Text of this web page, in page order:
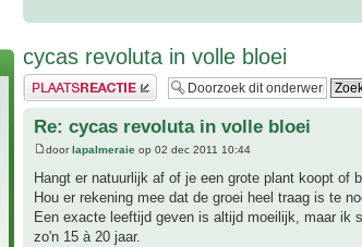
cycas revoluta in volle bloei
Plaats een reactie
Re: cycas revoluta in volle bloei
doorlapalmeraie op 02 dec 2011 10:44
Hangt er natuurlijk af of je een grote plant koopt of
Hou er rekening mee dat de groei heel traag is te
Een exacte leeftijd geven is altijd moeilijk, maar ik
zo'n 15 à 20 jaar.